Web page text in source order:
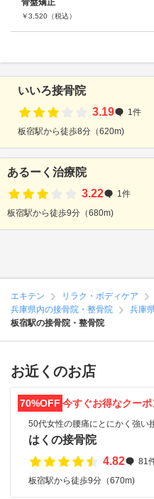
骨盤矯正
￥3,520 （税込）
いいろ接骨院
3.19
1件
板宿駅から徒歩8分（620m)
あるーく治療院
3.22
1件
板宿駅から徒歩9分（680m)
エキテン リラク・ボディケア
兵庫県内の接骨院・整骨院
兵庫
板宿駅の接骨院・整骨院
お近くのお店
70%OFF 今すぐお得なクー
50代女性の腰痛にとにかく強い
はくの接骨院
4.82
81
板宿駅から徒歩9分（670m)